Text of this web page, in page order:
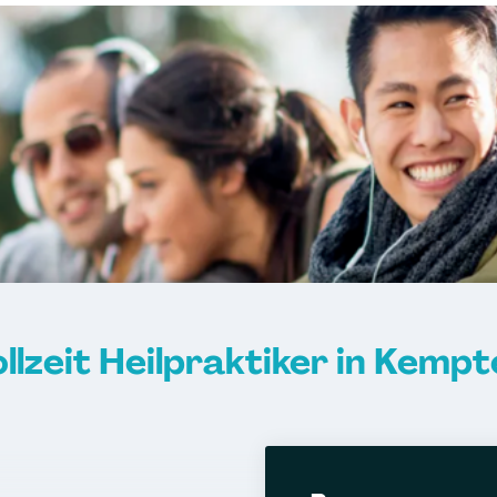
Heilpraktiker in